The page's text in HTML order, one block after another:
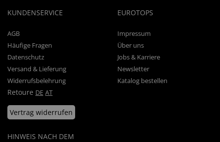
KUNDENSERVICE
AGB
Häufige Fragen
Datenschutz
Versand & Lieferung
Widerrufsbelehrung
Retoure DE AT
Vertrag widerrufen
HINWEIS NACH DEM
EUROTOPS
Impressum
Über uns
Jobs & Karriere
Newsletter
Katalog bestellen